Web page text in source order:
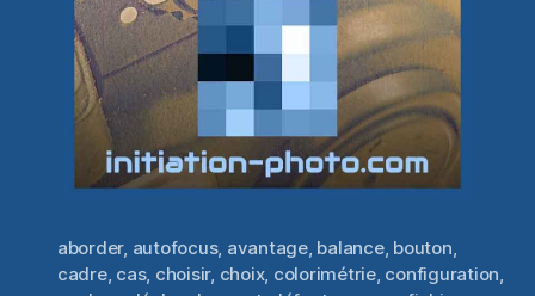
aborder, autofocus, avantage, balance, bouton,
cadre, cas, choisir, choix, colorimétrie, configuration,